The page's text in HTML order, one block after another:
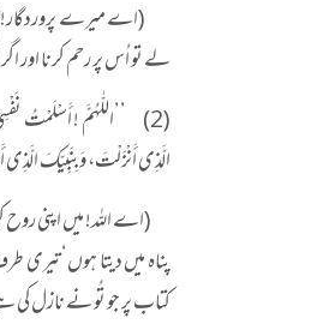
(اے میرے پروردگار!
لے تو اُس پر رحم کرنا
(2) ’’اللّٰہُمَّ ! أَسْلَمْتُ
الَّذِی أَنْزَلْتَ، وَبِنَبِیِّکَ الَّذِی
(اے اللہ! میں اپنی
پناہ میں دیتا ہوں‘ تیری
کتاب پر جو تُو نے نازل کی